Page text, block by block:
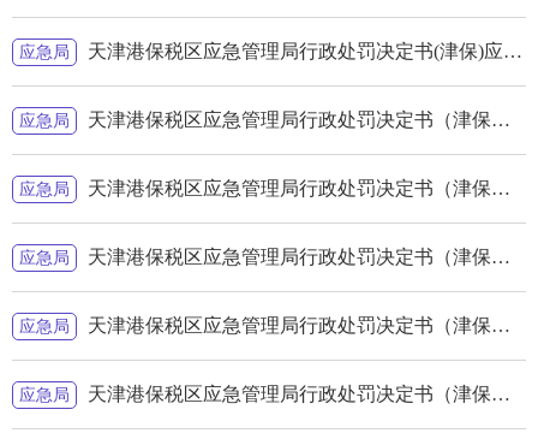
应急局 天津港保税区应急管理局行政处罚决定书(津保)应急罚[2024]l-41号
应急局 天津港保税区应急管理局行政处罚决定书（津保）应急罚[2024]w-40号
应急局 天津港保税区应急管理局行政处罚决定书（津保）应急罚[2024]w-38号
应急局 天津港保税区应急管理局行政处罚决定书（津保）应急罚[2024]w-36号
应急局 天津港保税区应急管理局行政处罚决定书（津保）应急罚[2024]l-37号
应急局 天津港保税区应急管理局行政处罚决定书（津保）应急罚[2024]k-45号